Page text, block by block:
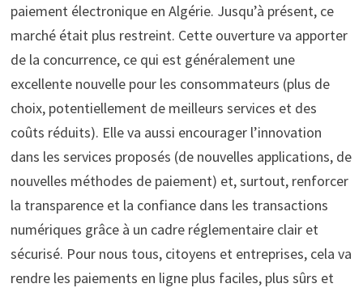
paiement électronique en Algérie. Jusqu’à présent, ce
marché était plus restreint. Cette ouverture va apporter
de la concurrence, ce qui est généralement une
excellente nouvelle pour les consommateurs (plus de
choix, potentiellement de meilleurs services et des
coûts réduits). Elle va aussi encourager l’innovation
dans les services proposés (de nouvelles applications, de
nouvelles méthodes de paiement) et, surtout, renforcer
la transparence et la confiance dans les transactions
numériques grâce à un cadre réglementaire clair et
sécurisé. Pour nous tous, citoyens et entreprises, cela va
rendre les paiements en ligne plus faciles, plus sûrs et